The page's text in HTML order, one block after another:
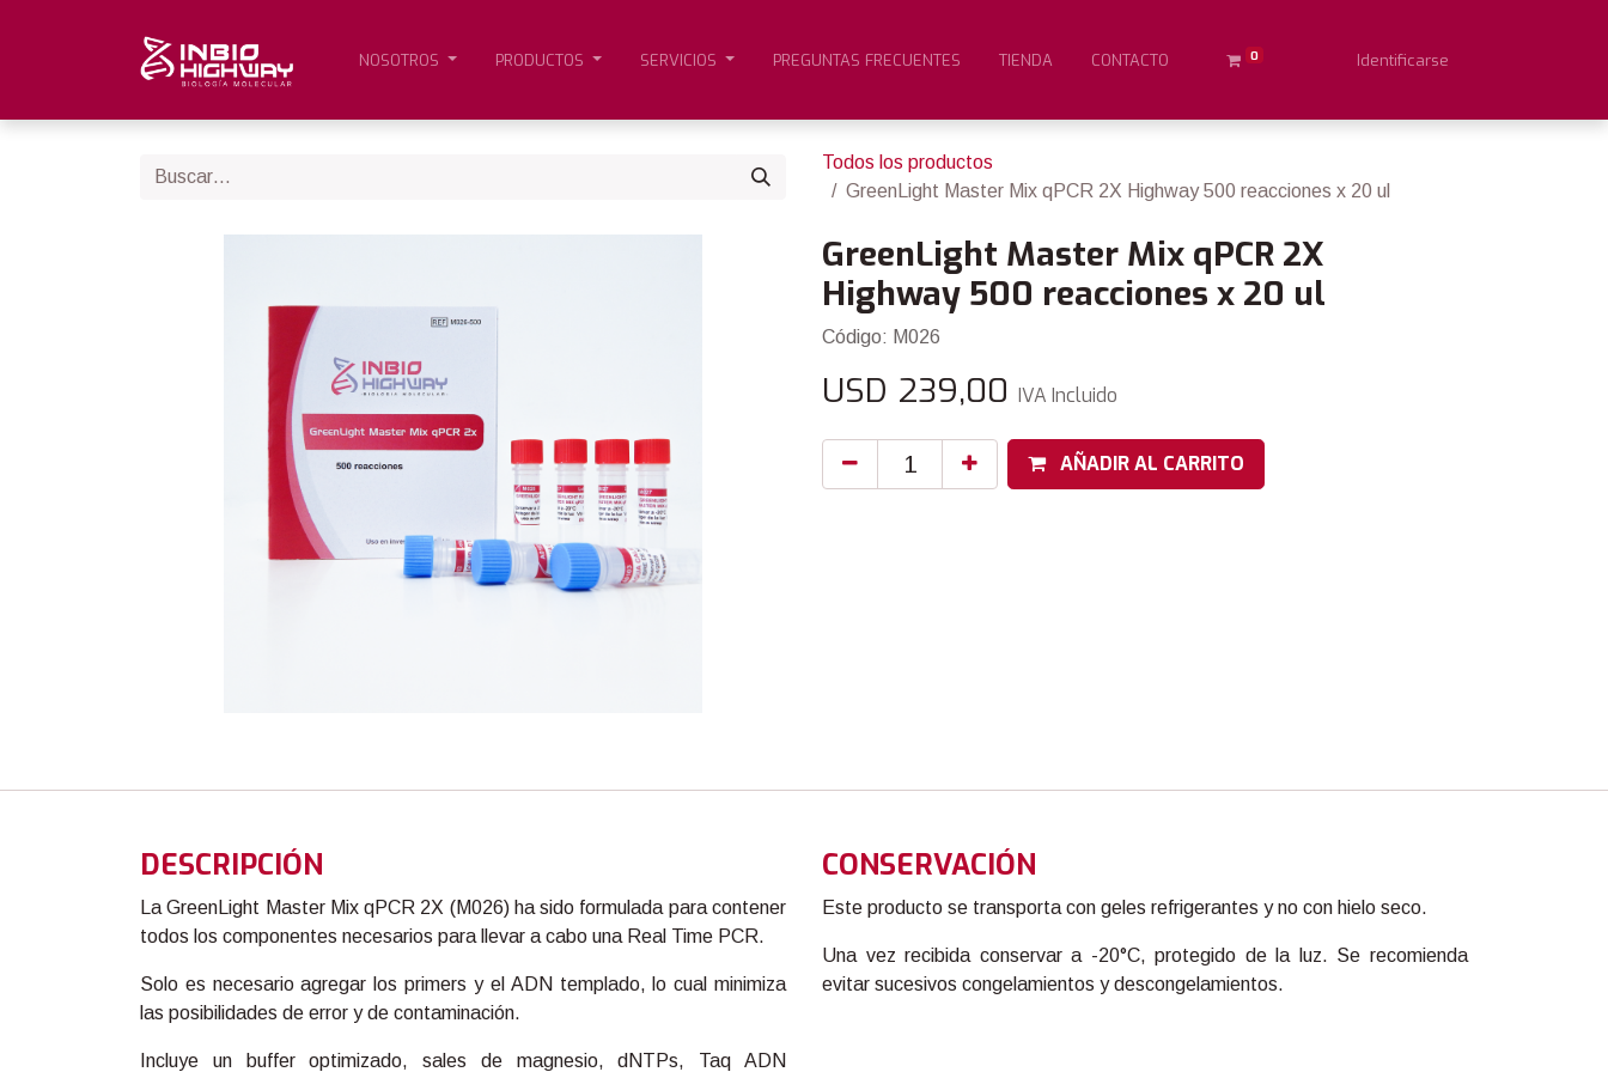
NOSOTROS PRODUCTOS SERVICIOS PREGUNTAS FRECUENTES TIENDA CONTACTO 0 Identificarse
Todos los productos
GreenLight Master Mix qPCR 2X Highway 500 reacciones x 20 ul
GreenLight Master Mix qPCR 2X
Highway 500 reacciones x 20 ul
Código: M026
USD 239,00 IVA Incluido
AÑADIR AL CARRITO
DESCRIPCIÓN
La GreenLight Master Mix qPCR 2X (M026) ha sido formulada para contener
todos los componentes necesarios para llevar a cabo una Real Time PCR.
Solo es necesario agregar los primers y el ADN templado, lo cual minimiza
las posibilidades de error y de contaminación.
Incluye un buffer optimizado, sales de magnesio, dNTPs, Taq ADN
CONSERVACIÓN
Este producto se transporta con geles refrigerantes y no con hielo seco.
Una vez recibida conservar a -20°C, protegido de la luz. Se recomienda
evitar sucesivos congelamientos y descongelamientos.